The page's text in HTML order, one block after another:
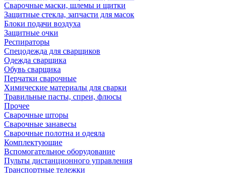
Сварочные маски, шлемы и щитки
Защитные стекла, запчасти для масок
Блоки подачи воздуха
Защитные очки
Респираторы
Спецодежда для сварщиков
Одежда сварщика
Обувь сварщика
Перчатки сварочные
Химические материалы для сварки
Травильные пасты, спреи, флюсы
Прочее
Сварочные шторы
Сварочные занавесы
Сварочные полотна и одеяла
Комплектующие
Вспомогательное оборудование
Пульты дистанционного управления
Транспортные тележки